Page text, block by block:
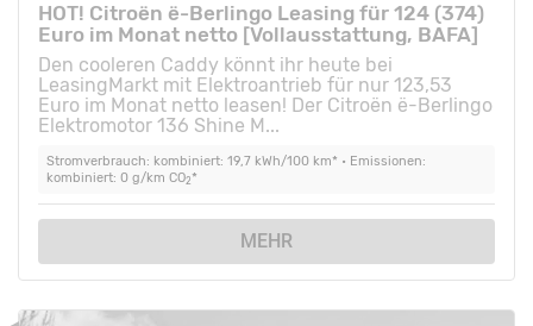
HOT! Citroën ë-Berlingo Leasing für 124 (374)
Euro im Monat netto [Vollausstattung, BAFA]
Den cooleren Caddy könnt ihr heute bei
LeasingMarkt mit Elektroantrieb für nur 123,53
Euro im Monat netto leasen! Der Citroën ë-Berlingo
Elektromotor 136 Shine M...
Stromverbrauch: kombiniert: 19,7 kWh/100 km* • Emissionen:
kombiniert: 0 g/km CO2*
MEHR